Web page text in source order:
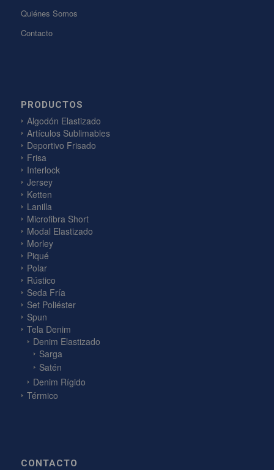
Quiénes Somos
Contacto
PRODUCTOS
Algodón Elastizado
Artículos Sublimables
Deportivo Frisado
Frisa
Interlock
Jersey
Ketten
Lanilla
Microfibra Short
Modal Elastizado
Morley
Piqué
Polar
Rústico
Seda Fría
Set Poliéster
Spun
Tela Denim
Denim Elastizado
Sarga
Satén
Denim Rígido
Térmico
CONTACTO